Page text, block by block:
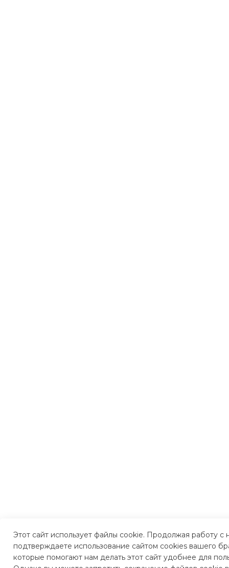
Этот сайт использует файлы cookie. Продолжая работу с
подтверждаете использование сайтом cookies вашего
которые помогают нам делать этот сайт удобнее для